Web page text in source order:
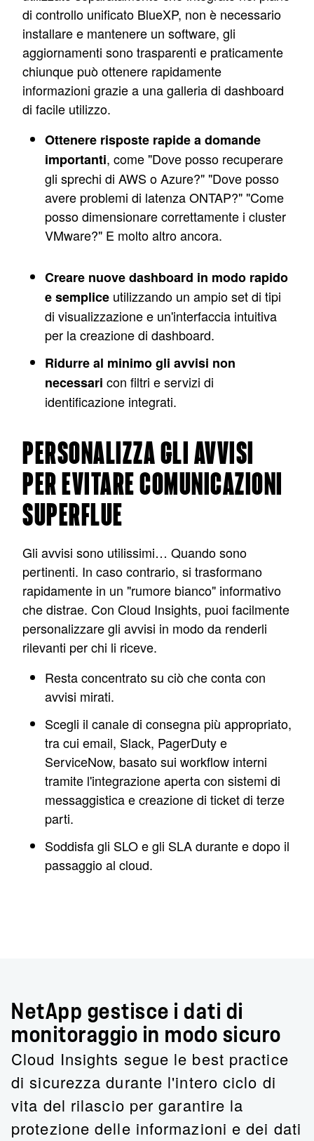
di controllo unificato BlueXP, non è necessario
installare e mantenere un software, gli
aggiornamenti sono trasparenti e praticamente
chiunque può ottenere rapidamente
informazioni grazie a una galleria di dashboard
di facile utilizzo.
Ottenere risposte rapide a domande
importanti, come "Dove posso recuperare
gli sprechi di AWS o Azure?" "Dove posso
avere problemi di latenza ONTAP?" "Come
posso dimensionare correttamente i cluster
VMware?" E molto altro ancora.
Creare nuove dashboard in modo rapido
e semplice utilizzando un ampio set di tipi
di visualizzazione e un'interfaccia intuitiva
per la creazione di dashboard.
Ridurre al minimo gli avvisi non
necessari con filtri e servizi di
identificazione integrati.
PERSONALIZZA GLI AVVISI
PER EVITARE COMUNICAZIONI
SUPERFLUE
Gli avvisi sono utilissimi… Quando sono
pertinenti. In caso contrario, si trasformano
rapidamente in un "rumore bianco" informativo
che distrae. Con Cloud Insights, puoi facilmente
personalizzare gli avvisi in modo da renderli
rilevanti per chi li riceve.
Resta concentrato su ciò che conta con
avvisi mirati.
Scegli il canale di consegna più appropriato,
tra cui email, Slack, PagerDuty e
ServiceNow, basato sui workflow interni
tramite l'integrazione aperta con sistemi di
messaggistica e creazione di ticket di terze
parti.
Soddisfa gli SLO e gli SLAdurante e dopo il
passaggio al cloud.
NetApp gestisce i dati di
monitoraggio in modo sicuro
Cloud Insights segue le best practice
di sicurezza durante l'intero ciclo di
vita del rilascio per garantire la
protezione delle informazioni e dei dati